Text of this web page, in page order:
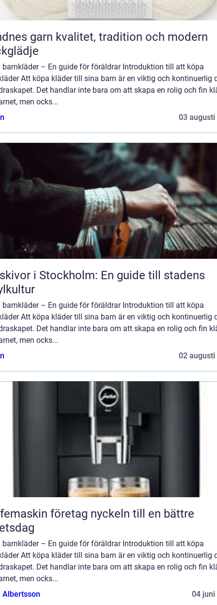
kvalitet, tradition och modern
barnkläder – En guide för föräldrar Introduktion till att köpa
Att köpa kläder till sina barn är en viktig och kontinuerlig
Det handlar inte bara om att skapa en rolig och fin
men ocks...
03 augusti
i Stockholm: En guide till stadens
barnkläder – En guide för föräldrar Introduktion till att köpa
Att köpa kläder till sina barn är en viktig och kontinuerlig
Det handlar inte bara om att skapa en rolig och fin
men ocks...
02 augusti
företag nyckeln till en bättre
barnkläder – En guide för föräldrar Introduktion till att köpa
Att köpa kläder till sina barn är en viktig och kontinuerlig
Det handlar inte bara om att skapa en rolig och fin
men ocks...
Albertsson
04 juni